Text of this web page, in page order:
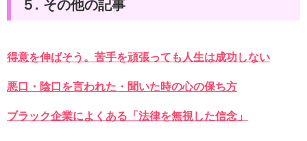
５. その他の記事
得意を伸ばそう。苦手を頑張っても人生は成功しない
悪口・陰口を言われた・聞いた時の心の保ち方
ブラック企業によくある「法律を無視した信念」